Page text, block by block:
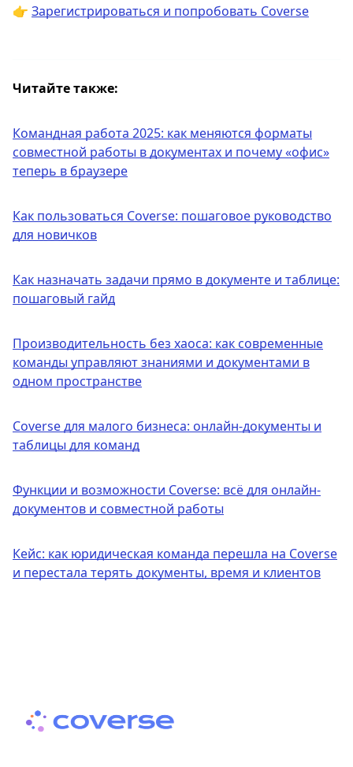
👉 Зарегистрироваться и попробовать Coverse
Читайте также:
Командная работа 2025: как меняются форматы
совместной работы в документах и почему «офис»
теперь в браузере
Как пользоваться Coverse: пошаговое руководство
для новичков
Как назначать задачи прямо в документе и таблице:
пошаговый гайд
Производительность без хаоса: как современные
команды управляют знаниями и документами в
одном пространстве
Coverse для малого бизнеса: онлайн-документы и
таблицы для команд
Функции и возможности Coverse: всё для онлайн-
документов и совместной работы
Кейс: как юридическая команда перешла на Coverse
и перестала терять документы, время и клиентов